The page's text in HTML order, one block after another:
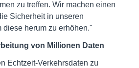
zu treffen. Wir machen einen
Sicherheit in unseren
diese herum zu erhöhen."
von Millionen Daten
Echtzeit-Verkehrsdaten zu